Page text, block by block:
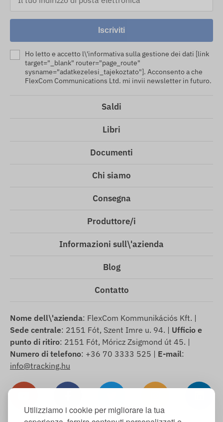
Utilizziamo i cookie per migliorare la tua
Iscriviti
Ho letto e accetto l\'informativa sulla gestione dei dati [link
target="_blank" router="page_route"
sysname="adatkezelesi_tajekoztato"]. Acconsento a che
FlexCom Communications Ltd. mi invii newsletter in futuro.
Saldi
Libri
Documenti
Chi siamo
Consegna
Produttore/i
Informazioni sull\'azienda
Blog
Contatto
Nome dell\'azienda: FlexCom Kommunikációs Kft. |
Sede centrale: 2151 Fót, Szent Imre u. 94. | Ufficio e
punto di ritiro: 2151 Fót, Móricz Zsigmond út 45. |
Numero di telefono: +36 70 3333 525 | E-mail:
info@tracking.hu